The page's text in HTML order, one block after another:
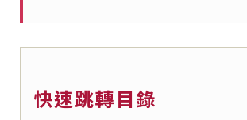
快速跳轉目錄